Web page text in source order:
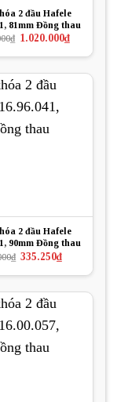
2 đầu Hafele
81mm Đồng thau
₫ Giá
là:
1.020.000₫Giá
hiện
tại
1.020.000₫.
2 đầu Hafele
90mm Đồng thau
₫ Giá
là:
335.250₫Giá
hiện
tại
335.250₫.